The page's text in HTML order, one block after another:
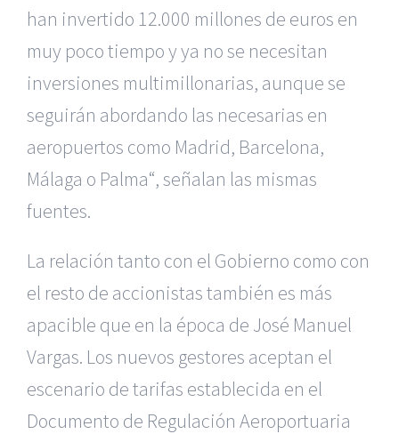
han invertido 12.000 millones de euros en
muy poco tiempo y ya no se necesitan
inversiones multimillonarias, aunque se
seguirán abordando las necesarias en
aeropuertos como Madrid, Barcelona,
Málaga o Palma“, señalan las mismas
fuentes.
La relación tanto con el Gobierno como con
el resto de accionistas también es más
apacible que en la época de José Manuel
Vargas. Los nuevos gestores aceptan el
escenario de tarifas establecida en el
Documento de Regulación Aeroportuaria